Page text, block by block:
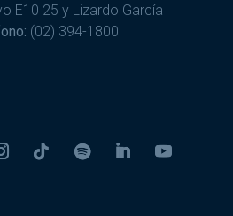
E10 25 y Lizardo García
(02) 394-1800